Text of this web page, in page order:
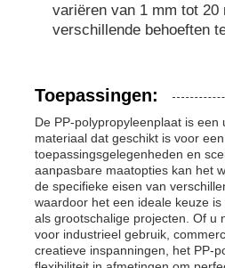
variëren van 1 mm tot 20
verschillende behoeften
Toepassingen:
De PP-polypropyleenplaat is een
materiaal dat geschikt is voor
toepassingsgelegenheden en
aanpasbare maatopties kan het
de specifieke eisen van
waardoor het een ideale keuze
als grootschalige projecten. Of u
voor industrieel gebruik,
creatieve inspanningen, het PP-